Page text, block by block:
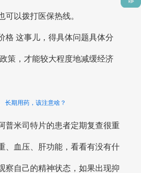
可以拨打医保热线。
格 这事儿，得具体问题具体分
策，才能较大程度地减缓经济
长期用药，该注意啥？
普米司特片的患者定期复查很重
、血压、肝功能，看看有没有什
察自己的精神状态，如果出现抑